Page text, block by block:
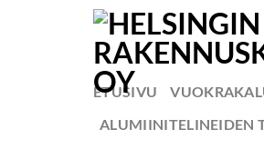
ETUSIVU
ALUMIINITELINEIDEN